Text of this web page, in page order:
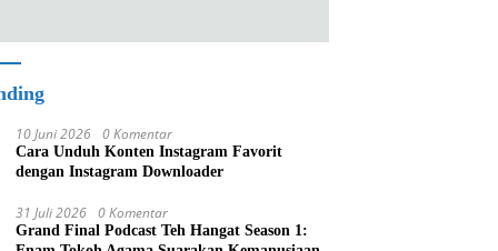
10 Juni 2026 0 Komentar
Cara Unduh Konten Instagram Favorit
dengan Instagram Downloader
31 Juli 2026 0 Komentar
Grand Final Podcast Teh Hangat Season 1: